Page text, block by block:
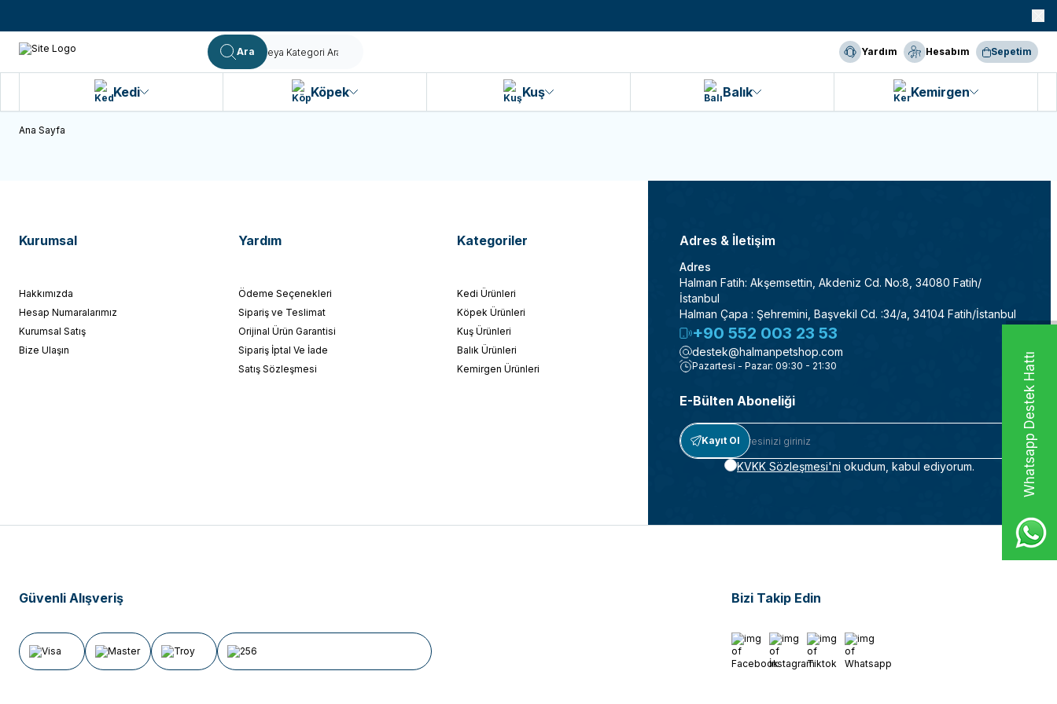
Whatsapp Destek Hattı
Ara Yardım Hesabım Sepetim
Kedi Köpek Kuş Balık Kemirgen
Ana Sayfa
Kurumsal
Hakkımızda
Hesap Numaralarımız
Kurumsal Satış
Bize Ulaşın
Yardım
Ödeme Seçenekleri
Sipariş ve Teslimat
Orijinal Ürün Garantisi
Sipariş İptal Ve İade
Satış Sözleşmesi
Kategoriler
Kedi Ürünleri
Köpek Ürünleri
Kuş Ürünleri
Balık Ürünleri
Kemirgen Ürünleri
Adres & İletişim
Adres
Halman Fatih: Akşemsettin, Akdeniz Cd. No:8, 34080 Fatih/
İstanbul
Halman Çapa : Şehremini, Başvekil Cd. :34/a, 34104 Fatih/İstanbul
+90 552 003 23 53
destek@halmanpetshop.com
Pazartesi - Pazar: 09:30 - 21:30
E-Bülten Aboneliği
Kayıt Ol
KVKK Sözleşmesi'ni okudum, kabul ediyorum.
Güvenli Alışveriş Bizi Takip Edin
FacebookİnstagramTiktok Whatsapp